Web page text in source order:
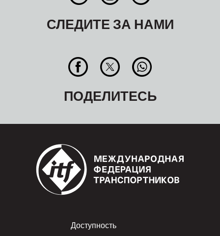
СЛЕДИТЕ ЗА НАМИ
ПОДЕЛИТЕСЬ
Footer
Доступность